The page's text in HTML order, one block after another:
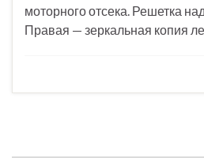
моторного отсека. Решетка
Правая — зеркальная копия